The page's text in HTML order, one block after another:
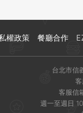
權政策 餐廳合作
台北市信
客
客服信
週一至週日